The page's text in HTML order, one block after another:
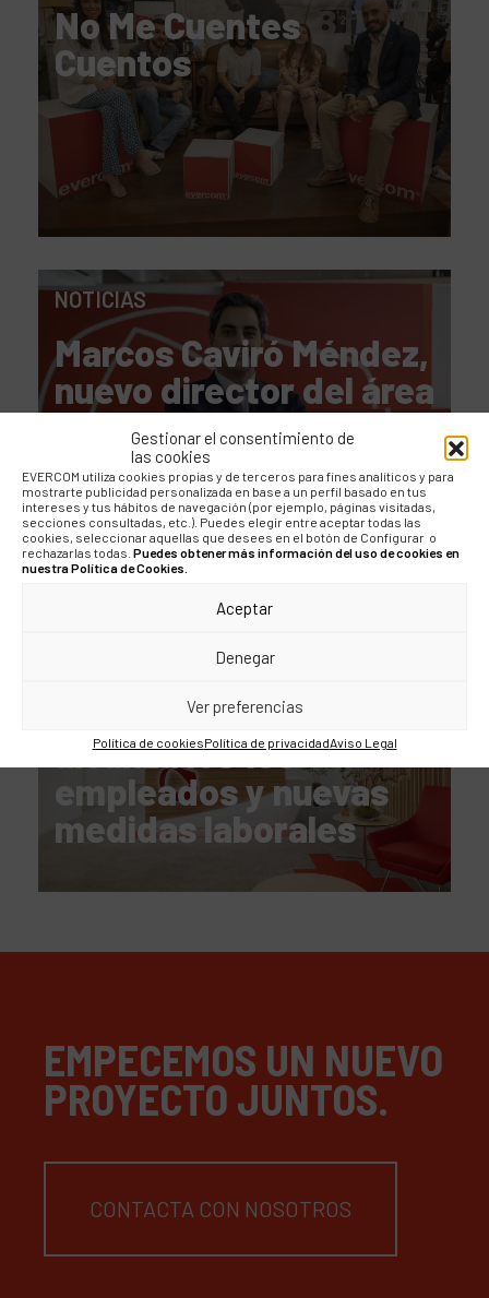
Gestionar el consentimiento de
las cookies
EVERCOM utiliza cookies propias y de terceros para fines analíticos y para
mostrarte publicidad personalizada en base a un perfil basado en tus
intereses y tus hábitos de navegación (por ejemplo, páginas visitadas,
secciones consultadas, etc.). Puedes elegir entre aceptar todas las
cookies, seleccionar aquellas que desees en el botón de Configurar o
rechazarlas todas. Puedes obtener más información del uso de cookies en
nuestra Política de Cookies.
Aceptar
Denegar
Ver preferencias
Política de cookiesPolítica de privacidadAviso Legal
No Me Cuentes
Cuentos
NOTICIAS
Marcos Caviró Méndez,
nuevo director del área
de Asuntos Públicos y
Relaciones
Institucionales
Evercom supera los
7,8M€ de facturación,
alcanza los 100
empleados y nuevas
medidas laborales
EMPECEMOS UN NUEVO
PROYECTO JUNTOS.
CONTACTA CON NOSOTROS